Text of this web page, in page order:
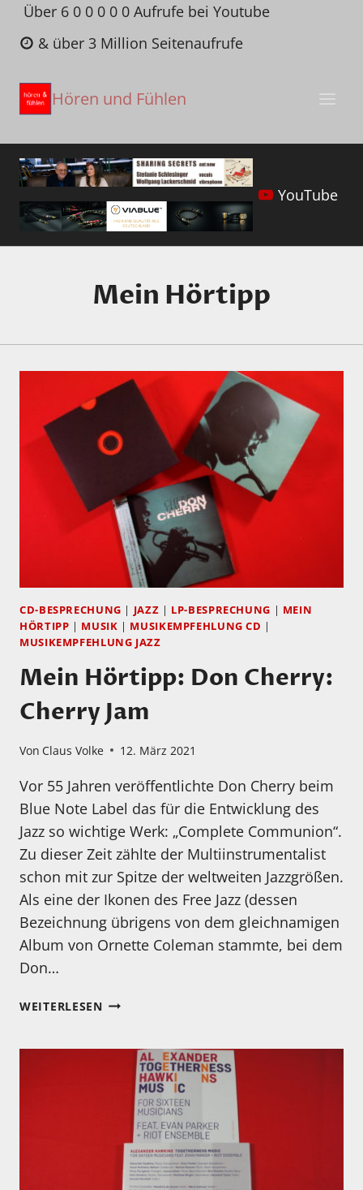
Zum
Inhalt
springen
Über 6 0 0 0 0 0 Aufrufe bei Youtube
& über 3 Million Seitenaufrufe
Hören und Fühlen
YouTube
Mein Hörtipp
CD-BESPRECHUNG | JAZZ | LP-BESPRECHUNG | MEIN
HÖRTIPP | MUSIK | MUSIKEMPFEHLUNG CD |
MUSIKEMPFEHLUNG JAZZ
Mein Hörtipp: Don Cherry:
Cherry Jam
Von Claus Volke 12. März 2021
Vor 55 Jahren veröffentlichte Don Cherry beim
Blue Note Label das für die Entwicklung des
Jazz so wichtige Werk: „Complete Communion“.
Zu dieser Zeit zählte der Multiinstrumentalist
schon mit zur Spitze der weltweiten Jazzgrößen.
Als eine der Ikonen des Free Jazz (dessen
Bezeichnung übrigens von dem gleichnamigen
Album von Ornette Coleman stammte, bei dem
Don…
WEITERLESENMEIN
CHERRY:
CHERRY